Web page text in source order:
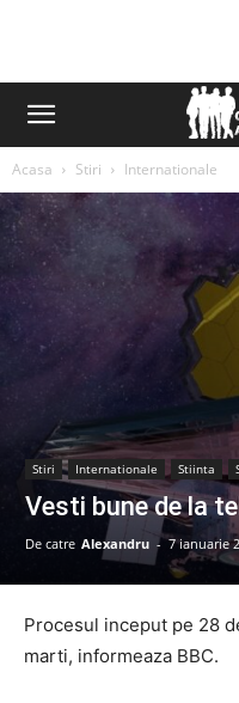
Acasa Stiri Internationale
Stiri Internationale Stiinta
Vesti bune de la
De catre Alexandru - 7 ianuarie
Procesul inceput pe 28
marti, informeaza BBC.